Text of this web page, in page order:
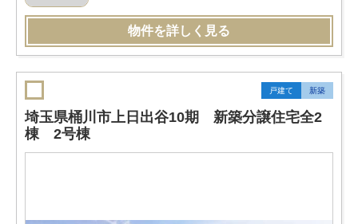
物件を詳しく見る
戸建て 新築
埼玉県桶川市上日出谷10期 新築分譲住宅全2
棟 2号棟